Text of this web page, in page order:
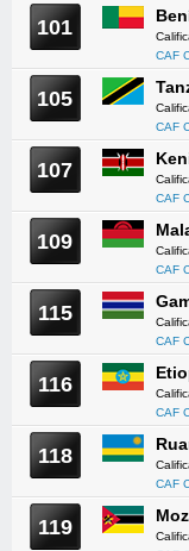
101
CAF
105
CAF
107
CAF
109
CAF
115
CAF
116
CAF
118
CAF
119